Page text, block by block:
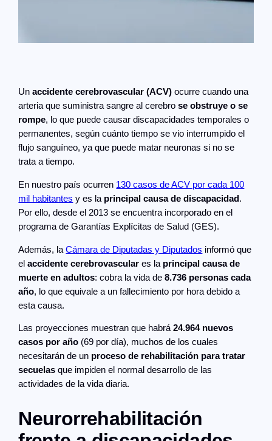
Unaccidente cerebrovascular (ACV) ocurre cuando una
arteria que suministra sangre al cerebrose obstruye o se
rompe, lo que puede causar discapacidades temporales o
permanentes, según cuánto tiempo se vio interrumpido el
flujo sanguíneo, ya que puede matar neuronas si no se
trata a tiempo.
En nuestro país ocurren 130 casos de ACV por cada 100
mil habitantes y es la principal causa de discapacidad .
Por ello, desde el 2013 se encuentra incorporado en el
programa de Garantías Explícitas de Salud (GES).
Además, laCámara de Diputadas y Diputados informó que
elaccidente cerebrovascular es la principal causa de
muerte en adultos: cobra la vida de8.736 personas cada
año, lo que equivale a un fallecimiento por hora debido a
esta causa.
Las proyecciones muestran que habrá24.964 nuevos
casos por año (69 por día), muchos de los cuales
necesitarán de un proceso de rehabilitación para tratar
secuelas que impiden el normal desarrollo de las
actividades de la vida diaria.
Neurorrehabilitación